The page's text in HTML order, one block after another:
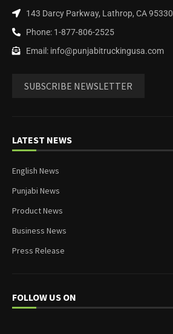
143 Darcy Parkway, Lathrop, CA 95330
Phone: 1-877-806-2525
Email: info@punjabitruckingusa.com
SUBSCRIBE NEWSLETTER
LATEST NEWS
English News
Punjabi News
Product News
Business News
Press Release
FOLLOW US ON